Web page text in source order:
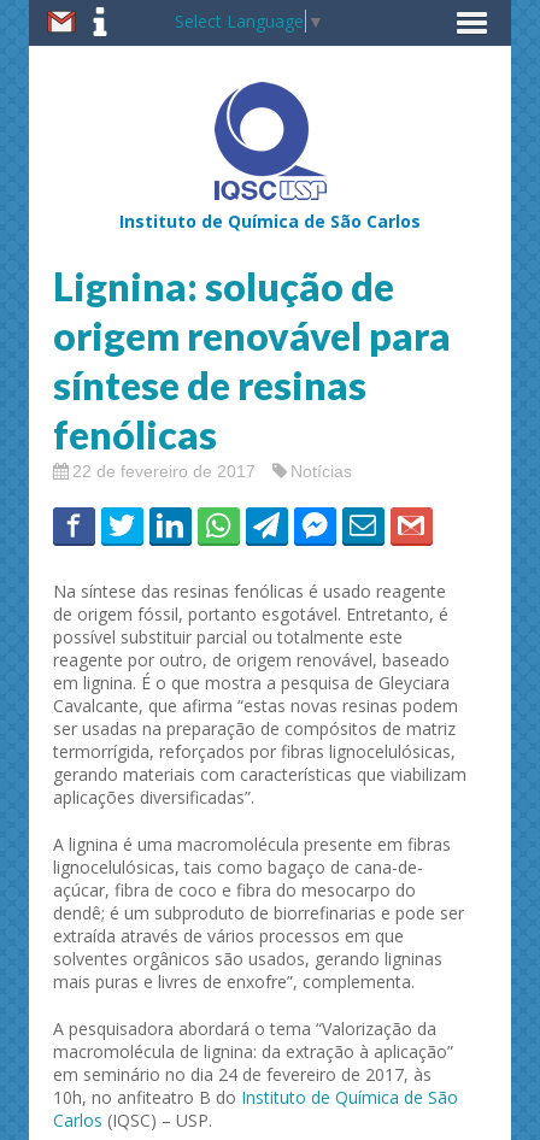
Select Language ▼
Instituto de Química de São Carlos
Lignina: solução de
origem renovável para
síntese de resinas
fenólicas
22 de fevereiro de 2017 Notícias
Na síntese das resinas fenólicas é usado reagente
de origem fóssil, portanto esgotável. Entretanto, é
possível substituir parcial ou totalmente este
reagente por outro, de origem renovável, baseado
em lignina. É o que mostra a pesquisa de Gleyciara
Cavalcante, que afirma “estas novas resinas podem
ser usadas na preparação de compósitos de matriz
termorrígida, reforçados por fibras lignocelulósicas,
gerando materiais com características que viabilizam
aplicações diversificadas”.
A lignina é uma macromolécula presente em fibras
lignocelulósicas, tais como bagaço de cana-de-
açúcar, fibra de coco e fibra do mesocarpo do
dendê; é um subproduto de biorrefinarias e pode ser
extraída através de vários processos em que
solventes orgânicos são usados, gerando ligninas
mais puras e livres de enxofre”, complementa.
A pesquisadora abordará o tema “Valorização da
macromolécula de lignina: da extração à aplicação”
em seminário no dia 24 de fevereiro de 2017, às
10h, no anfiteatro B do Instituto de Química de São
Carlos (IQSC) – USP.